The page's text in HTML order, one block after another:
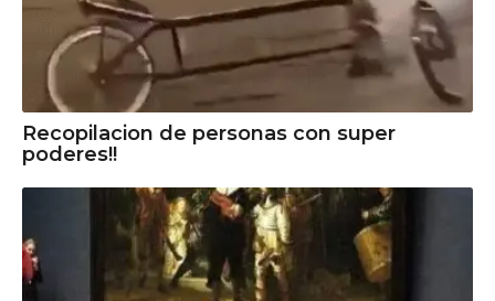
Recopilacion de personas con super
poderes!!